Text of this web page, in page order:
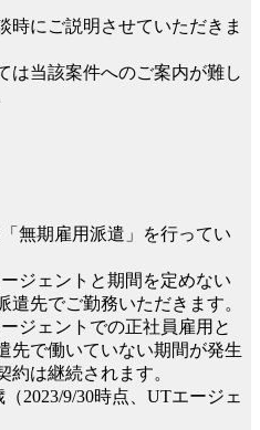
時にご説明させていただきま
は当該案件へのご案内が難し
無期雇用派遣」を行ってい
ジェントと期間を定めない
遣先でご勤務いただきます。
ジェントでの正社員雇用と
先で働いていない期間が発生
約は継続されます。
2023/9/30時点、UTエージェ